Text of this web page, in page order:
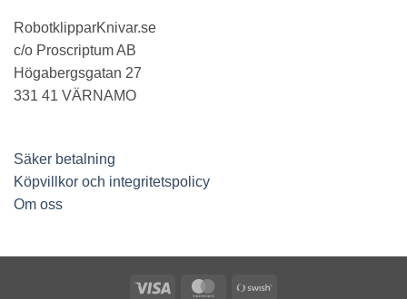
RobotklipparKnivar.se
c/o Proscriptum AB
Högabergsgatan 27
331 41 VÄRNAMO
Säker betalning
Köpvillkor och integritetspolicy
Om oss
Visa MasterCard